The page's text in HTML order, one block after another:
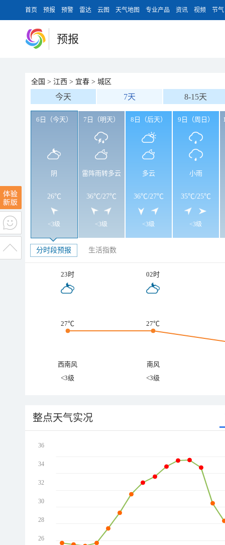
首页 预报 预警 雷达 云图 天气地图 专业产品 资讯 视频 节气
预报
全国 > 江西 > 宜春 > 城区
今天 7天 8-15天
6日（今天）
阴
26℃
<3级
7日（明天）
雷阵雨转多云
36℃/27℃
<3级
8日（后天）
多云
36℃/27℃
<3级
9日（周日）
小雨
35℃/25℃
<3级
分时段预报 生活指数
23时 02时
27℃ 27℃
西南风
南风
<3级
<3级
整点天气实况
36
34
32
30
28
26